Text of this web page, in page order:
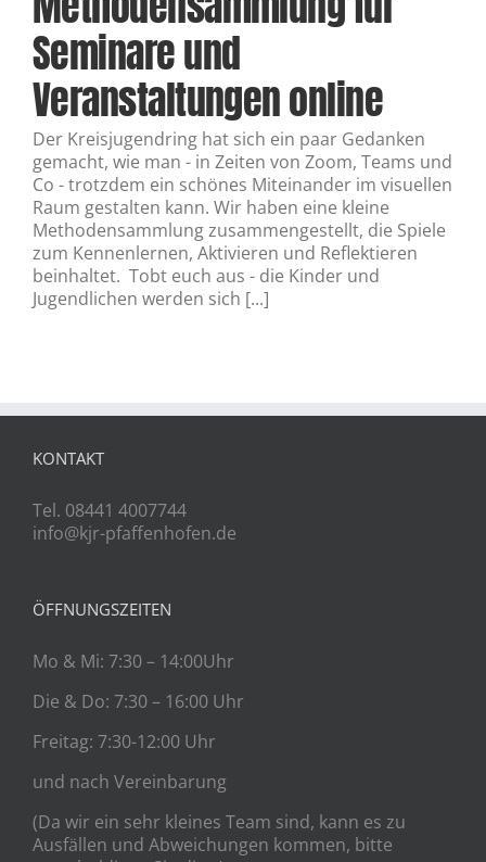
Seminare und
Veranstaltungen online
Der Kreisjugendring hat sich ein paar Gedanken
gemacht, wie man - in Zeiten von Zoom, Teams und
Co - trotzdem ein schönes Miteinander im visuellen
Raum gestalten kann. Wir haben eine kleine
Methodensammlung zusammengestellt, die Spiele
zum Kennenlernen, Aktivieren und Reflektieren
beinhaltet. Tobt euch aus - die Kinder und
Jugendlichen werden sich [...]
KONTAKT
Tel. 08441 4007744
info@kjr-pfaffenhofen.de
ÖFFNUNGSZEITEN
Mo & Mi: 7:30 – 14:00Uhr
Die & Do: 7:30 – 16:00 Uhr
Freitag: 7:30-12:00 Uhr
und nach Vereinbarung
(Da wir ein sehr kleines Team sind, kann es zu
Ausfällen und Abweichungen kommen, bitte